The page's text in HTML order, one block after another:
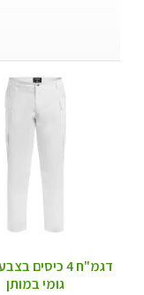
דגמ"ח 4 כיסים
גומי במותן